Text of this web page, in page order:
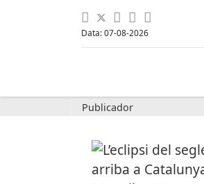
Data: 07-08-2026
Publicador